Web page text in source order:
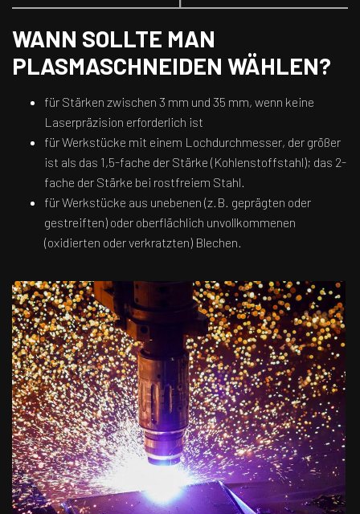
WANN SOLLTE MAN
PLASMASCHNEIDEN WÄHLEN?
für Stärken zwischen 3 mm und 35 mm, wenn keine
Laserpräzision erforderlich ist
für Werkstücke mit einem Lochdurchmesser, der größer
ist als das 1,5-fache der Stärke (Kohlenstoffstahl); das 2-
fache der Stärke bei rostfreiem Stahl.
für Werkstücke aus unebenen (z.B. geprägten oder
gestreiften) oder oberflächlich unvollkommenen
(oxidierten oder verkratzten) Blechen.